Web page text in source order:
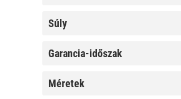
súlysúly
garancia-
garancia-időszak
méretek
méretek